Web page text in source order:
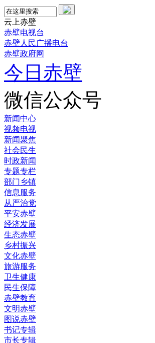
云上赤壁
赤壁电视台
赤壁人民广播电台
赤壁政府网
今日赤壁
微信公众号
新闻中心
视频电视
新闻聚焦
社会民生
时政新闻
专题专栏
部门乡镇
信息服务
从严治党
平安赤壁
经济发展
生态赤壁
乡村振兴
文化赤壁
旅游服务
卫生健康
民生保障
赤壁教育
文明赤壁
图说赤壁
书记专辑
市长专辑